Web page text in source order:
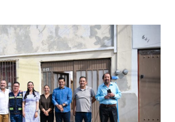
lo que deberías saber. Pero incluso
relaciones sexuales no son expertos
Siempre hay algo nuevo que
que conocer. Si eres una
relaciones sexuales, tal vez